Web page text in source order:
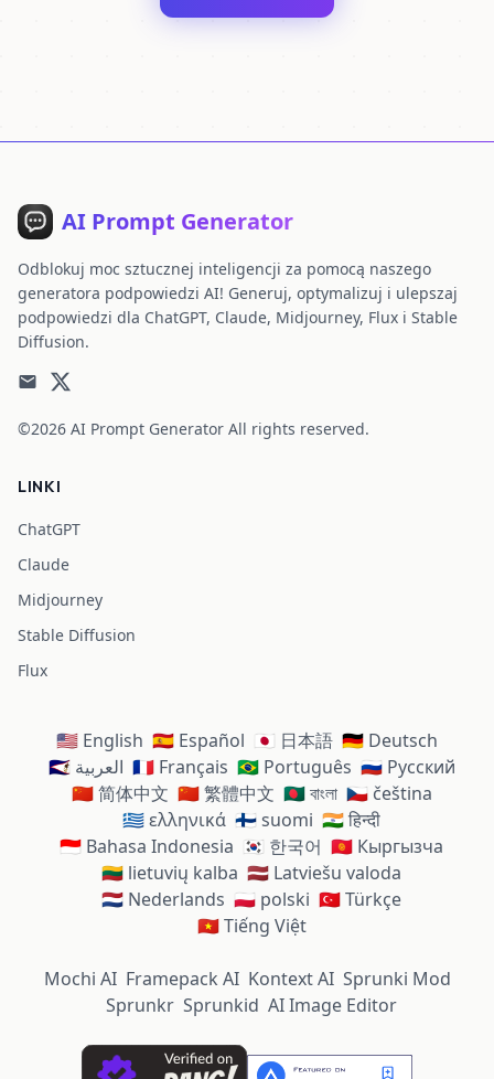
AI Prompt Generator
Odblokuj moc sztucznej inteligencji za pomocą naszego
generatora podpowiedzi AI! Generuj, optymalizuj i ulepszaj
podpowiedzi dla ChatGPT, Claude, Midjourney, Flux i Stable
Diffusion.
©2026 AI Prompt Generator All rights reserved.
LINKI
ChatGPT
Claude
Midjourney
Stable Diffusion
Flux
🇺🇸 English 🇪🇸 Español 🇯🇵 日本語 🇩🇪 Deutsch
🇸🇦 العربية 🇫🇷 Français 🇧🇷 Português 🇷🇺 Русский
🇨🇳 简体中文 🇨🇳 繁體中文 🇧🇩 বাংলা 🇨🇿 čeština
🇬🇷 ελληνικά 🇫🇮 suomi 🇮🇳 हिन्दी
🇮🇩 Bahasa Indonesia 🇰🇷 한국어 🇰🇬 Кыргызча
🇱🇹 lietuvių kalba 🇱🇻 Latviešu valoda
🇳🇱 Nederlands 🇵🇱 polski 🇹🇷 Türkçe
🇻🇳 Tiếng Việt
Mochi AI Framepack AI Kontext AI Sprunki Mod
Sprunkr Sprunkid AI Image Editor